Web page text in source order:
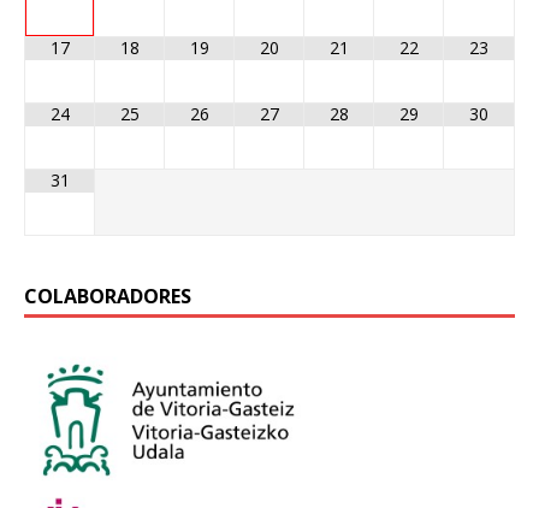
17 18 19 20 21 22 23
24 25 26 27 28 29 30
31
COLABORADORES